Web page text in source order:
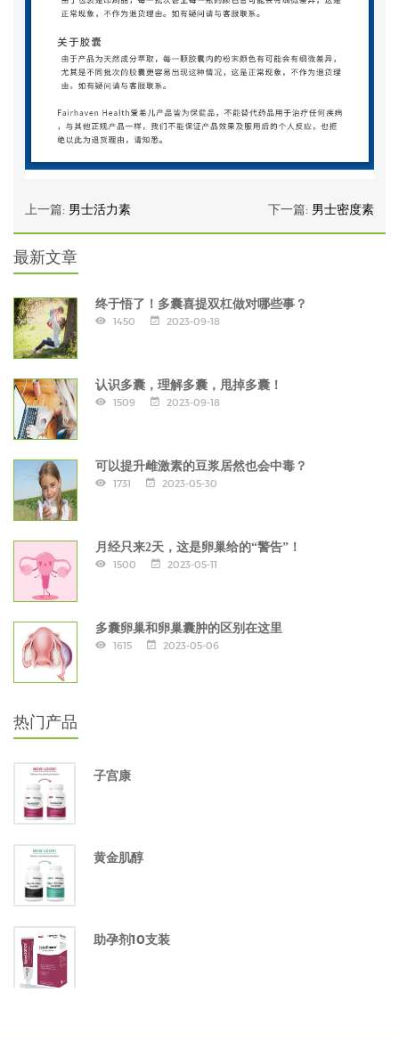
上一篇: 男士活力素 下一篇: 男士密度素
最新文章
终于悟了！多囊喜提双杠做对哪些事？
1450 2023-09-18
认识多囊，理解多囊，甩掉多囊！
1509 2023-09-18
可以提升雌激素的豆浆居然也会中毒？
1731 2023-05-30
月经只来2天，这是卵巢给的“警告”！
1500 2023-05-11
多囊卵巢和卵巢囊肿的区别在这里
1615 2023-05-06
热门产品
子宫康
黄金肌醇
助孕剂10支装